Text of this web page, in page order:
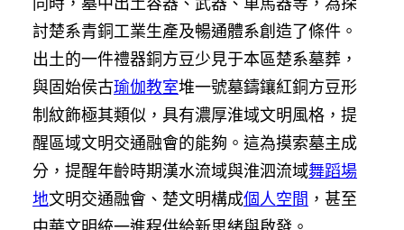
討楚系青銅工業生產及暢通體系創造了條件。
出土的一件禮器銅方豆少見于本區楚系墓葬，
與固始侯古瑜伽教室堆一號墓鑄鑲紅銅方豆形
制紋飾極其類似，具有濃厚淮域文明風格，提
醒區域文明交通融會的能夠。這為摸索墓主成
分，提醒年齡時期漢水流域與淮泗流域舞蹈場
地文明交通融會、楚文明構成個人空間 ，甚至